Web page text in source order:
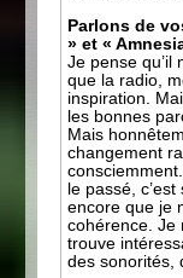
Parlons de
» et «
Je pense qu’il
que la radio,
inspiration.
les bonnes
Mais
changement
le passé,
encore que je
cohérence. Je
trouve
des sonorités,